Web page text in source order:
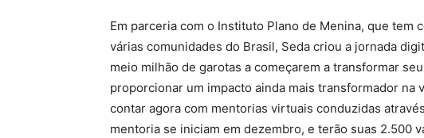
Em parceria com o Instituto Plano de Menina, que tem
várias comunidades do Brasil, Seda criou a jornada
meio milhão de garotas a começarem a transformar
proporcionar um impacto ainda mais transformador na
contar agora com mentorias virtuais conduzidas
mentoria se iniciam em dezembro, e terão suas 2.500